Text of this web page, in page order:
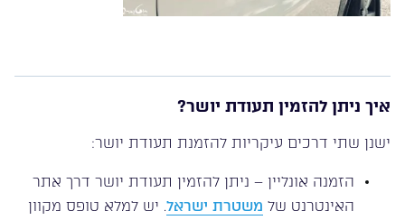
איך ניתן להזמין תעודת יושר?
ישנן שתי דרכים עיקריות להזמנת תעודת יושר:
הזמנה אונליין – ניתן להזמין תעודת יושר דרך אתר
האינטרנט של משטרת ישראל. יש למלא טופס מקוון